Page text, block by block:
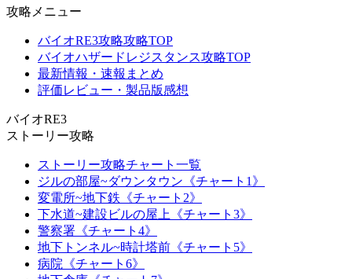
攻略メニュー
バイオRE3攻略攻略TOP
バイオハザードレジスタンス攻略TOP
最新情報・速報まとめ
評価レビュー・製品版感想
バイオRE3
ストーリー攻略
ストーリー攻略チャート一覧
ジルの部屋~ダウンタウン《チャート1》
変電所~地下鉄《チャート2》
下水道~建設ビルの屋上《チャート3》
警察署《チャート4》
地下トンネル~時計塔前《チャート5》
病院《チャート6》